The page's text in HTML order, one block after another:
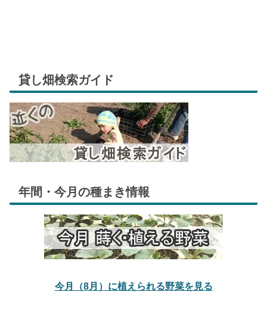
貸し畑検索ガイド
年間・今月の種まき情報
今月（8月）に植えられる野菜を見る